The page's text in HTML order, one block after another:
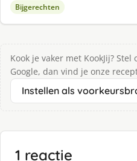
Bijgerechten
Kook je vaker met KookJij?
Google, dan vind je onze
Instellen als
1 reactie